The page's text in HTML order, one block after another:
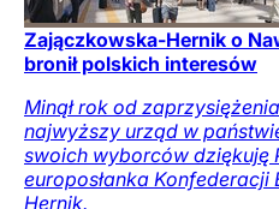
Zajączkowska-Hernik o
bronił polskich interesów
Minął rok od
najwyższy urząd w
swoich wyborców dziękuję
europosłanka
Hernik.